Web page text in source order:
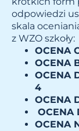
odpowiedzi
skala
z WZO szkoły:
OCENA
OCENA
OCENA
OCENA